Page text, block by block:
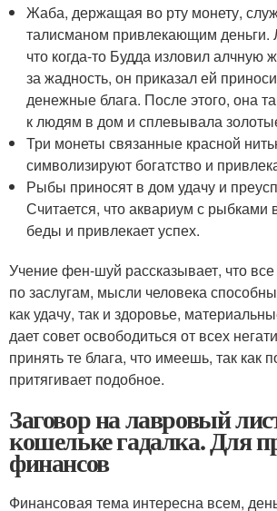
Жаба, держащая во рту монету,
талисманом привлекающим деньги.
что когда-то Будда изловил алчную
за жадность, он приказал ей
денежные блага. После этого, она
к людям в дом и сплевывала
Три монеты связанные красной
символизируют богатство и
Рыбы приносят в дом удачу и
Считается, что аквариум с рыбками
беды и привлекает успех.
Учение фен-шуй рассказывает, что
по заслугам, мысли человека
как удачу, так и здоровье,
дает совет освободиться от всех
принять те блага, что имеешь, так как
притягивает подобное.
Заговор на лавровый
кошельке гадалка. Для
финансов
Финансовая тема интересна всем,